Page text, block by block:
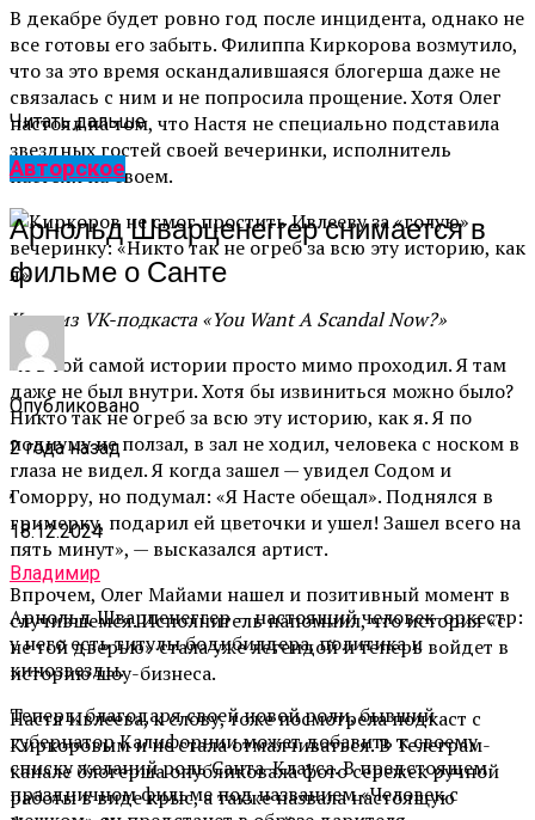
В декабре будет ровно год после инцидента, однако не
все готовы его забыть. Филиппа Киркорова возмутило,
что за это время оскандалившаяся блогерша даже не
связалась с ним и не попросила прощение. Хотя Олег
настоял на том, что Настя не специально подставила
звездных гостей своей вечеринки, исполнитель
настоял на своем.
Кадр из VK-подкаста «You Want A Scandal Now?»
«Я в той самой истории просто мимо проходил. Я там
даже не был внутри. Хотя бы извиниться можно было?
Никто так не огреб за всю эту историю, как я. Я по
подиуму не ползал, в зал не ходил, человека с носком в
глаза не видел. Я когда зашел — увидел Содом и
Гоморру, но подумал: «Я Насте обещал». Поднялся в
гримерку, подарил ей цветочки и ушел! Зашел всего на
пять минут», — высказался артист.
Впрочем, Олег Майами нашел и позитивный момент в
случившемся. Исполнитель напомнил, что история «с
не той дверью» стала уже легендой и теперь войдет в
историю шоу-бизнеса.
Настя Ивлеева, к слову, тоже посмотрела подкаст с
Киркоровым и не стала отмалчиваться. В Телеграм-
канале блогерша опубликовала фото сережек ручной
работы в виде крыс, а также назвала настоящую
Читать дальше
Авторское
Арнольд Шварценеггер снимается в
фильме о Санте
Опубликовано
2 года назад
,
18.12.2024
Владимир
Арнольд Шварценеггер — настоящий человек-оркестр:
у него есть титулы бодибилдера, политика и
кинозвезды.
Теперь, благодаря своей новой роли, бывший
губернатор Калифорнии может добавить к своему
списку желаний роль Санта-Клауса. В предстоящем
праздничном фильме под названием «Человек с